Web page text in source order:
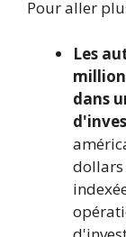
Pour aller
Les
dans
dollars